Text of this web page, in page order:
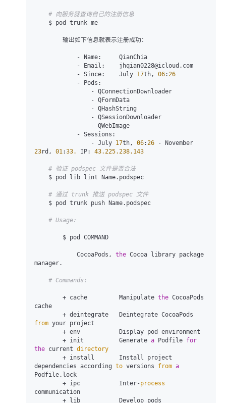
# 向服务器查询自己的注册信息
            - Since:    July
17th, 06:26
                - July
17th, 06:26
23rd, 01:33. IP: 43.225.238.143
# 验证 podspec 文件是否合法
# 通过 trunk 推送 podspec 文件
# Usage:
            CocoaPods,
the Cocoa library package
manager.
# Commands:
        + cache         Manipulate
the CocoaPods
cache
from your project
        + init          Generate
a Podfile for
the current directory
dependencies according to versions from a
Podfile.lock
        + ipc           Inter-
process
communication